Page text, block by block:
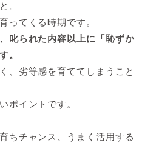
。
ってくる時期です。
叱られた内容以上に「恥ずか
。
、劣等感を育ててしまうこと
ポイントです。
ちチャンス、うまく活用する